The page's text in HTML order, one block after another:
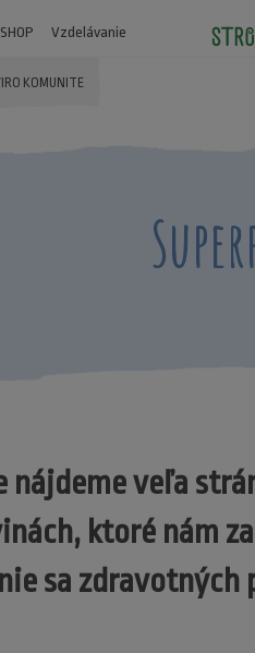
Vzdelávanie
KOMUNITE
nájdeme veľa
ktoré nám
sa zdravotných